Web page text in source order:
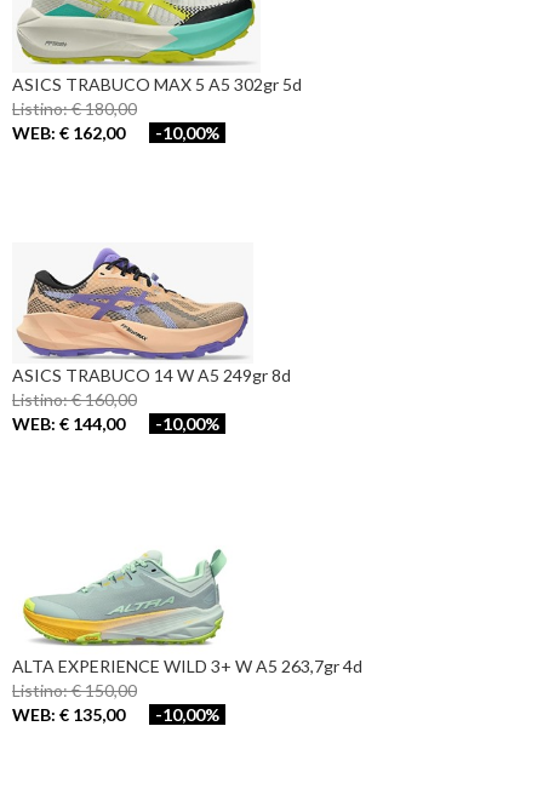
ASICS TRABUCO MAX 5 A5 302gr 5d
Listino: € 180,00
WEB: € 162,00
-10,00%
ASICS TRABUCO 14 W A5 249gr 8d
Listino: € 160,00
WEB: € 144,00
-10,00%
ALTA EXPERIENCE WILD 3+ W A5 263,7gr 4d
Listino: € 150,00
WEB: € 135,00
-10,00%